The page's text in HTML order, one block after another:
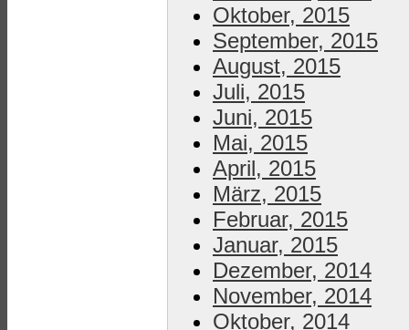
Oktober, 2015
September, 2015
August, 2015
Juli, 2015
Juni, 2015
Mai, 2015
April, 2015
März, 2015
Februar, 2015
Januar, 2015
Dezember, 2014
November, 2014
Oktober, 2014